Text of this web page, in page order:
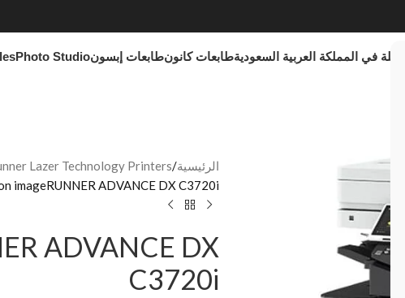
في المملكة العربية السعوديةطابعات كانونطابعات إبسونPhoto Studio
الرئيسية Lazer Technology Printers
imageRUNNER ADVANCE DX C3720i
ADVANCE DX
C3720i